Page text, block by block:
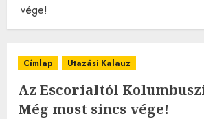
vége!
Címlap Utazási Kalauz
Az Escorialtól
Még most sincs vége!